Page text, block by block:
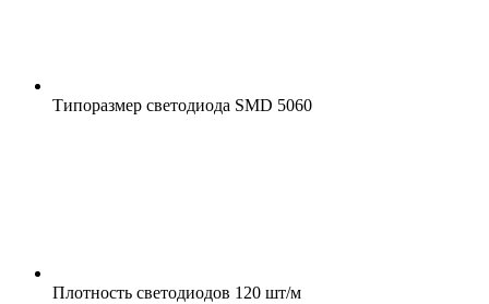
Типоразмер светодиода SMD 5060
Плотность светодиодов 120 шт/м